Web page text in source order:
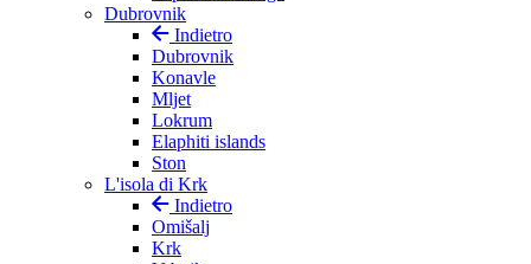
Dubrovnik
Indietro
Dubrovnik
Konavle
Mljet
Lokrum
Elaphiti islands
Ston
L'isola di Krk
Indietro
Omišalj
Krk